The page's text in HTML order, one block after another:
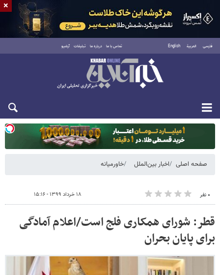
فارسی العربية English تماس با ما درباره ما تبلیغات آرشیو
یکشنبه ۱۸ مرداد ۱۴۰۵
صفحه اصلی اخبار بین‌الملل خاورمیانه
۰ نفر ۱۸ خرداد ۱۳۹۹ - ۱۵:۱۶
قطر: شورای همکاری فلج است/اعلام آمادگی
برای پایان بحران
×